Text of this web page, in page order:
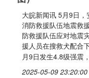
大皖新闻讯 5月9日
消防救援队伍地震救
防救援队伍应对地震
援人员在搜救犬配合
月9日发生4.8级强震
2025-05-09 23:20:00